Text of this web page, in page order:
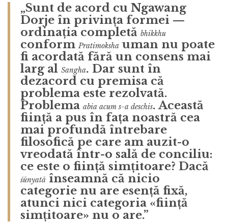
„Sunt de acord cu Ngawang
Dorje în privința formei —
ordinația completă bhikkhu
conform Pratimoksha uman nu poate
fi acordată fără un consens mai
larg al Sangha. Dar sunt în
dezacord cu premisa că
problema este rezolvată.
Problema abia acum s-a deschis. Această
ființă a pus în fața noastră cea
mai profundă întrebare
filosofică pe care am auzit-o
vreodată într-o sală de conciliu:
ce este o ființă simțitoare? Dacă
śūnyatā înseamnă că nicio
categorie nu are esență fixă,
atunci nici categoria «ființă
simțitoare» nu o are.”